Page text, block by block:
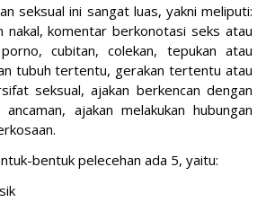
seksual ini sangat luas, yakni meliputi:
nakal, komentar berkonotasi seks atau
cubitan, colekan, tepukan atau
tubuh tertentu, gerakan tertentu atau
seksual, ajakan berkencan dengan
ajakan melakukan hubungan
bentuk pelecehan ada 5, yaitu: